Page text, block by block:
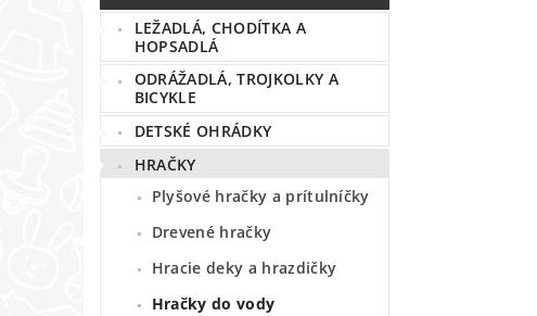
LEŽADLÁ, CHODÍTKA A
HOPSADLÁ
ODRÁŽADLÁ, TROJKOLKY A
BICYKLE
DETSKÉ OHRÁDKY
HRAČKY
Plyšové hračky a prítulníčky
Drevené hračky
Hracie deky a hrazdičky
Hračky do vody